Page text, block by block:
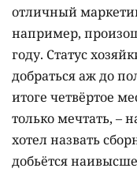
отличный
например,
году. Статус
добраться аж до
итоге четвёртое
только мечтать, –
хотел назвать
добьётся